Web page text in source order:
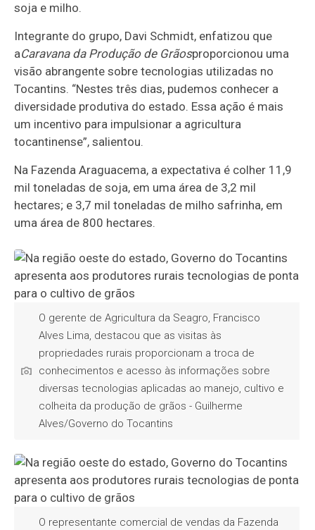
soja e milho.
Integrante do grupo, Davi Schmidt, enfatizou que
aCaravana da Produção de Grãosproporcionou uma
visão abrangente sobre tecnologias utilizadas no
Tocantins. “Nestes três dias, pudemos conhecer a
diversidade produtiva do estado. Essa ação é mais
um incentivo para impulsionar a agricultura
tocantinense”, salientou.
Na Fazenda Araguacema, a expectativa é colher 11,9
mil toneladas de soja, em uma área de 3,2 mil
hectares; e 3,7 mil toneladas de milho safrinha, em
uma área de 800 hectares.
O gerente de Agricultura da Seagro, Francisco
Alves Lima, destacou que as visitas às
propriedades rurais proporcionam a troca de
conhecimentos e acesso às informações sobre
diversas tecnologias aplicadas ao manejo, cultivo e
colheita da produção de grãos - Guilherme
Alves/Governo do Tocantins
O representante comercial de vendas da Fazenda